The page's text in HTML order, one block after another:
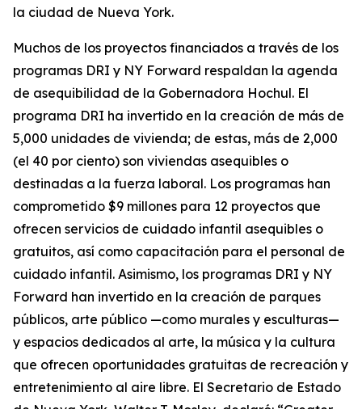
la ciudad de Nueva York.
Muchos de los proyectos financiados a través de los
programas DRI y NY Forward respaldan la agenda
de asequibilidad de la Gobernadora Hochul. El
programa DRI ha invertido en la creación de más de
5,000 unidades de vivienda; de estas, más de 2,000
(el 40 por ciento) son viviendas asequibles o
destinadas a la fuerza laboral. Los programas han
comprometido $9 millones para 12 proyectos que
ofrecen servicios de cuidado infantil asequibles o
gratuitos, así como capacitación para el personal de
cuidado infantil. Asimismo, los programas DRI y NY
Forward han invertido en la creación de parques
públicos, arte público —como murales y esculturas—
y espacios dedicados al arte, la música y la cultura
que ofrecen oportunidades gratuitas de recreación y
entretenimiento al aire libre. El Secretario de Estado